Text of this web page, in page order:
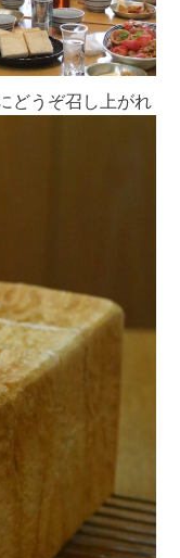
どうぞ召し上がれ